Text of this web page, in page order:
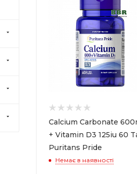
Calcium Carbonate
+ Vitamin D3 125iu 60
Puritans Pride
Немає в наявності